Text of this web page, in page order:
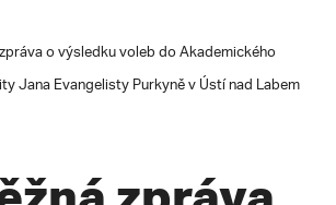
o výsledku voleb do Akademického
Jana Evangelisty Purkyně v Ústí nad Labem